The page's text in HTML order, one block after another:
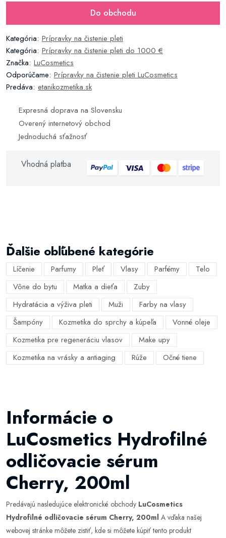
Do obchodu
Kategória: Prípravky na čistenie pleti
Kategória: Prípravky na čistenie pleti do 1000 €
Značka: LuCosmetics
Odporúčame: Prípravky na čistenie pleti LuCosmetics
Predáva: etanikozmetika.sk
Expresná doprava na Slovensku
Overený internetový obchod
Jednoduchá sťažnosť
Vhodná platba
Ďalšie obľúbené kategórie
Líčenie Parfumy Pleť Vlasy Parfémy
Telo
Vône do bytu
Matka a dieťa
Zuby
Hydratácia a výživa pleti
Muži
Farby na vlasy
Šampóny
Kozmetika do sprchy a kúpeľa
Vonné oleje
Kozmetika pre regeneráciu vlasov
Make upy
Kozmetika na vrásky a antiaging
Rúže Očné tiene
Informácie o
LuCosmetics Hydrofilné
odličovacie sérum
Cherry, 200ml
Predávajú nasledujúce elektronické obchody LuCosmetics
Hydrofilné odličovacie sérum Cherry, 200ml A vďaka našej
webovej stránke môžete zistiť, kde si môžete kúpiť tento produkt